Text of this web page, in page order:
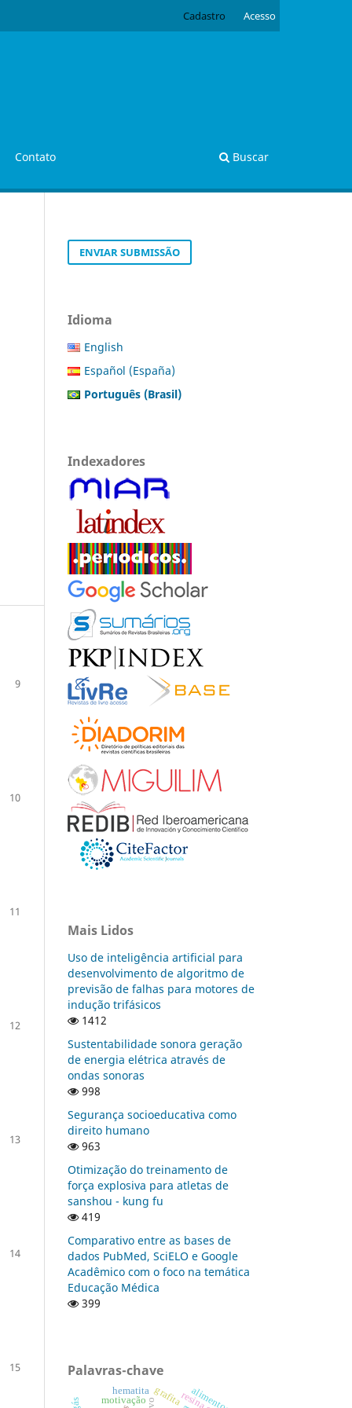
Contato Buscar
Cadastro Acesso
9
10
11
12
13
14
15
ENVIAR SUBMISSÃO
Idioma
English
Español (España)
Português (Brasil)
Indexadores
Mais Lidos
Uso de inteligência artificial para
desenvolvimento de algoritmo de
previsão de falhas para motores de
indução trifásicos
1412
Sustentabilidade sonora geração
de energia elétrica através de
ondas sonoras
998
Segurança socioeducativa como
direito humano
963
Otimização do treinamento de
força explosiva para atletas de
sanshou - kung fu
419
Comparativo entre as bases de
dados PubMed, SciELO e Google
Acadêmico com o foco na temática
Educação Médica
399
Palavras-chave
motivação
hematita alimentos
grafita